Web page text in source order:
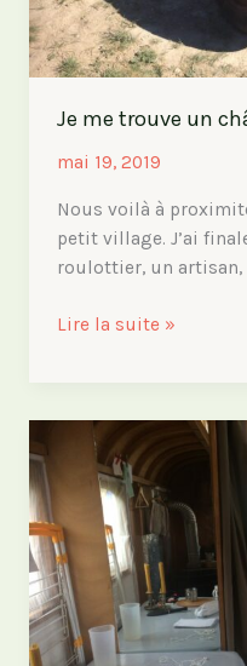
Je me trouve un
mai 19, 2019
Nous voilà à
petit village. J’ai
roulottier, un artisan,
Je
châssis
Lire la suite »